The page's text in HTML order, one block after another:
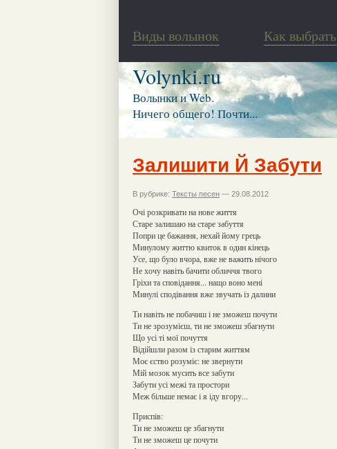
Виды волынок Как выбрать
Volynki.ru
Волынки и Web.
Ничего общего! Почти...
Залишити Й Забути
В рубрике: Тексты песен — 29.08.2012
Очі розкривати на нове життя
Старе залишаю на старе забуття
Попри це бажання, нехай йому грець
Минулому життю квиток в один кінець
Усе, що було вчора, вже не важить нічого
Не хочу навіть бачити обличчя твого
Гріхи та сповідання... нащо воно мені
Минулі сподівання вже звучать із далини
Ти навіть не побачиш і не зможеш почути
Ти не зрозумієш, ти не зможеш збагнути
Що усі ті мої почуття
Відійшли разом із старим життям
Моє єство розуміє: не звернути
Мій мозок мусить все забути
Забути усі межі та простори
Меж більше немає і я іду вгору...
Приспів:
Ти не зможеш це збагнути
Ти не зможеш це почути